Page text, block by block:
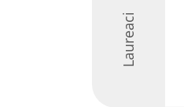
Laureaci